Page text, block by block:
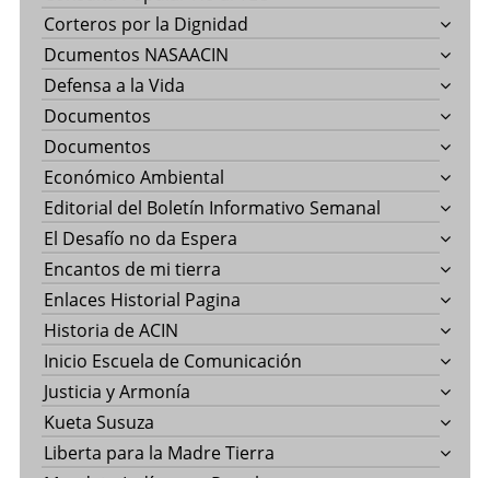
Corteros por la Dignidad
Dcumentos NASAACIN
Defensa a la Vida
Documentos
Documentos
Económico Ambiental
Editorial del Boletín Informativo Semanal
El Desafío no da Espera
Encantos de mi tierra
Enlaces Historial Pagina
Historia de ACIN
Inicio Escuela de Comunicación
Justicia y Armonía
Kueta Susuza
Liberta para la Madre Tierra